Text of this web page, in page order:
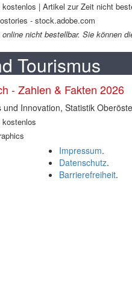
kostenlos | Artikel zur Zeit nicht
- stock.adobe.com
nicht bestellbar. Sie können
Tourismus
- Zahlen & Fakten 2026
und Innovation, Statistik
kostenlos
Impressum.
Datenschutz.
Barrierefreiheit.